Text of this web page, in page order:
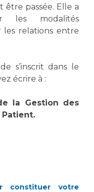
être passée. Elle a
les modalités
les relations entre
s’inscrit dans le
écrire à :
la Gestion des
Patient.
constituer votre